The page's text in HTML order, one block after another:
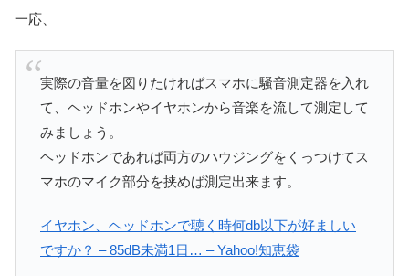
一応、
実際の音量を図りたければスマホに騒音測定器を入れ
て、ヘッドホンやイヤホンから音楽を流して測定して
みましょう。
ヘッドホンであれば両方のハウジングをくっつけてス
マホのマイク部分を挟めば測定出来ます。
イヤホン、ヘッドホンで聴く時何db以下が好ましい
ですか？ – 85dB未満1日… – Yahoo!知恵袋